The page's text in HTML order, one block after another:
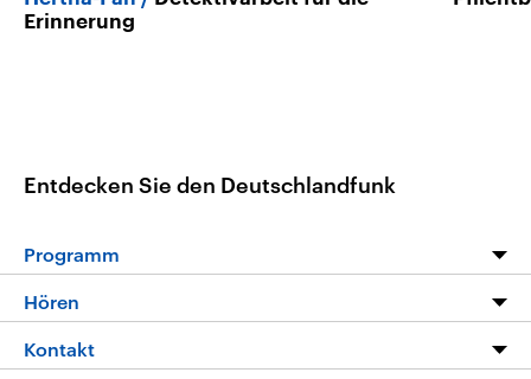
Erinnerung
Entdecken Sie den Deutschlandfunk
Programm
Die Nachrichten
Hören
Livestream
Kontakt